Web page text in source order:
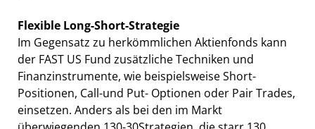
Flexible Long-Short-Strategie
Im Gegensatz zu herkömmlichen Aktienfonds kann
der FAST US Fund zusätzliche Techniken und
Finanzinstrumente, wie beispielsweise Short-
Positionen, Call-und Put- Optionen oder Pair Trades,
einsetzen. Anders als bei den im Markt